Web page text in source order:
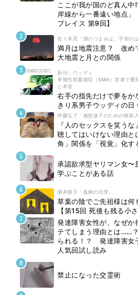
ここが我が国のど真ん中
岸線から一番遠い地点」
プレイス 第9回】
佐々木亮「酒のつまみは、宇宙のは
満月は地震注意？ 改め
大地震と月との関係
新刊 : ウッディ
脊髄性筋萎縮症（SMA）患者で重
と本音
右手の指先だけで夢を
きり系男子ウッディの日
伊藤弘了「感想迷子のための映画入
『人のセックスを笑うな
聴してはいけない理由
角」関係を「視覚」化す
承認欲求型ヤリマン女〜
学ぶことがある話
酒井順子「孤独の功罪」
草葉の陰でご先祖様は何
【第15回 死後も残る小さ
発達障害女性が、なぜか
テてしまう理由とは……
られる！？ 発達障害女
人気回試し読み
禁止になった交霊術